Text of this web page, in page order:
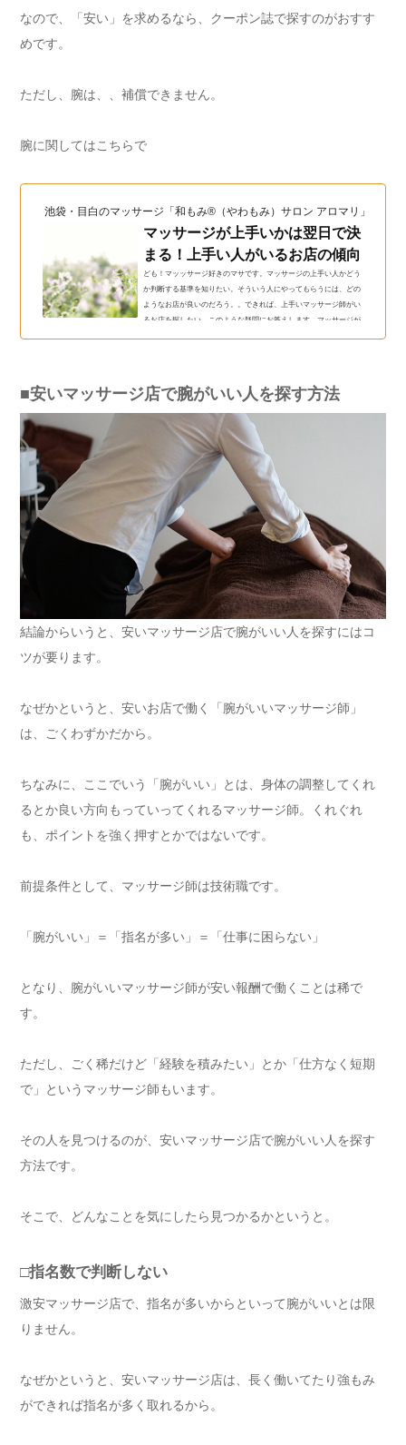
なので、「安い」を求めるなら、クーポン誌で探すのがおすす
めです。
ただし、腕は、、補償できません。
腕に関してはこちらで
池袋・目白のマッサージ「和もみ®（やわもみ）サロン アロマリ」（和
マッサージが上手いかは翌日で決
まる！上手い人がいるお店の傾向
ども！マッッサージ好きのマサです。マッサージの上手い人かどう
か判断する基準を知りたい。そういう人にやってもらうには、どの
ようなお店が良いのだろう。。できれば、上手いマッサージ師がい
るお店を探したい。このような疑問にお答えします。マッサージが
のセラピストにあっ...
■安いマッサージ店で腕がいい人を探す方法
結論からいうと、安いマッサージ店で腕がいい人を探すにはコ
ツが要ります。
なぜかというと、安いお店で働く「腕がいいマッサージ師」
は、ごくわずかだから。
ちなみに、ここでいう「腕がいい」とは、身体の調整してくれ
るとか良い方向もっていってくれるマッサージ師。くれぐれ
も、ポイントを強く押すとかではないです。
前提条件として、マッサージ師は技術職です。
「腕がいい」＝「指名が多い」＝「仕事に困らない」
となり、腕がいいマッサージ師が安い報酬で働くことは稀で
す。
ただし、ごく稀だけど「経験を積みたい」とか「仕方なく短期
で」というマッサージ師もいます。
その人を見つけるのが、安いマッサージ店で腕がいい人を探す
方法です。
そこで、どんなことを気にしたら見つかるかというと。
□指名数で判断しない
激安マッサージ店で、指名が多いからといって腕がいいとは限
りません。
なぜかというと、安いマッサージ店は、長く働いてたり強もみ
ができれば指名が多く取れるから。